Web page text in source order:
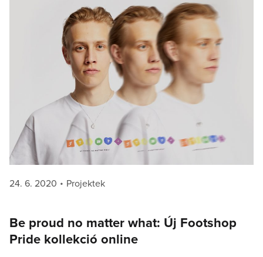
Posted
24. 6. 2020 Categories
Projektek
Be proud no matter what: Új Footshop
Pride kollekció online